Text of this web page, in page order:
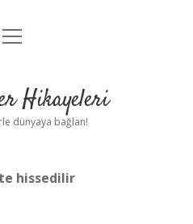
Uyarı
menüyü
Hikayeleri
dünyaya bağlan!
hissedilir